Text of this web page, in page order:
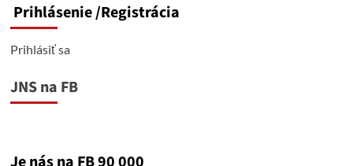
Prihlásenie/Registrácia
Prihlásiť sa
JNS na FB